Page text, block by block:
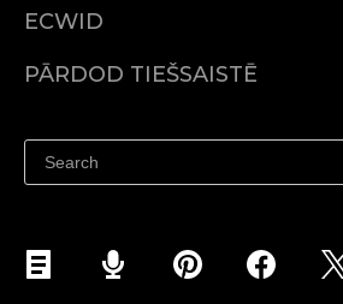
ECWID
Izcenojumi
PĀRDOD TIEŠSAISTĒ
Pārdod Facebook
Pārdod Instagram